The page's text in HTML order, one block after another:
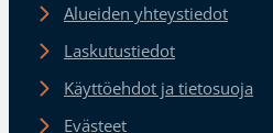
Alueiden yhteystiedot
Laskutustiedot
Käyttöehdot ja tietosuoja
Evästeet